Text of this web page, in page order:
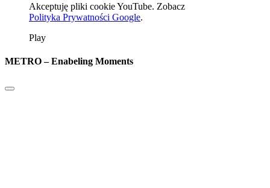
Akceptuję pliki cookie YouTube. Zobacz
Polityka Prywatności Google.
Play
METRO – Enabeling Moments